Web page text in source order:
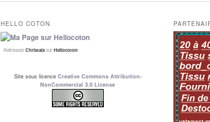
HELLO COTON
RetrouvezChristalxsurHellocoton
Site sous licence Creative Commons Attribution-
NonCommercial 3.0 License